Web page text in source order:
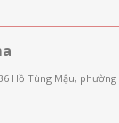
Hồ Tùng Mậu,